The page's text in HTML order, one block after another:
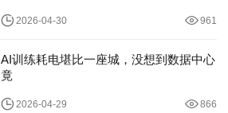
2026-04-30 961
AI训练耗电堪比一座城，没想到数据中心
竟
2026-04-29 866